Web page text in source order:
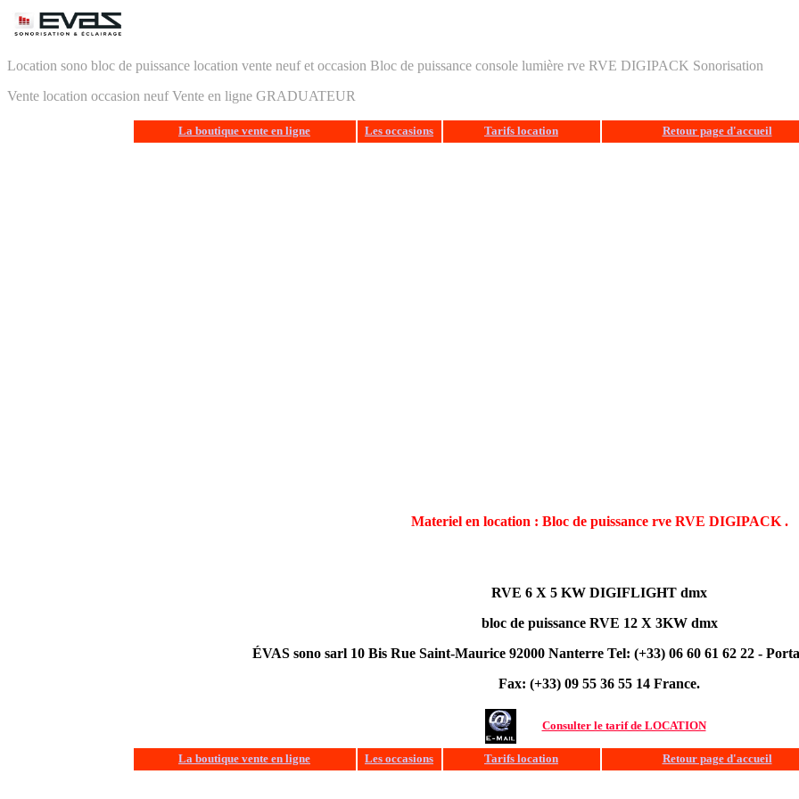
Location sono bloc de puissance location vente neuf et occasion Bloc de puissance console lumière rve RVE DIGIPACK Sonorisation
Vente location occasion neuf Vente en ligne GRADUATEUR
La boutique vente en ligne Les occasions Tarifs location Retour page d'accueil
Materiel en location : Bloc de puissance rve RVE DIGIPACK .
RVE 6 X 5 KW DIGIFLIGHT dmx
bloc de puissance RVE 12 X 3KW dmx
ÉVAS sono sarl 10 Bis Rue Saint-Maurice 92000 Nanterre Tel: (+33) 06 60 61 62 22 -
Fax: (+33) 09 55 36 55 14 France.
Consulter le tarif de LOCATION
La boutique vente en ligne Les occasions Tarifs location Retour page d'accueil